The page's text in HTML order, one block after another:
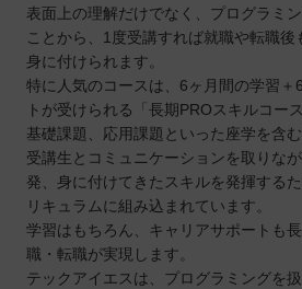
表面上の理解だけでなく、プログラミ
ことから、1度受講すれば就職や転職
身に付けられます。
特に人気のコースは、6ヶ月間の学習＋
トが受けられる「長期PROスキルコー
基礎課題、応用課題といった座学を含
受講生とコミュニケーションを取りな
発、身に付けてきたスキルを発揮する
リキュラムに組み込まれています。
学習はもちろん、キャリアサポートも
職・転職が実現します。
テックアイエスは、プログラミングを